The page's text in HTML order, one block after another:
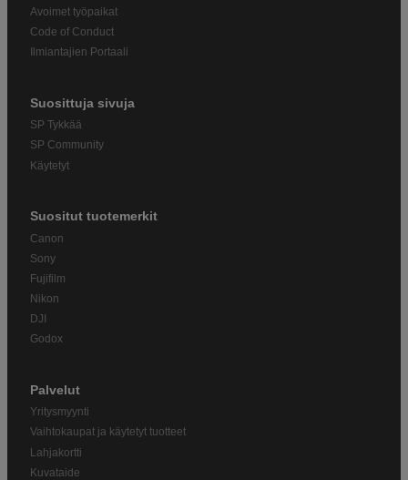
Avoimet työpaikat
Code of Conduct
Ilmiantajien Portaali
Suosittuja sivuja
SP Tykkää
SP Community
Käytetyt
Suositut tuotemerkit
Canon
Sony
Fujifilm
Nikon
DJI
Godox
Palvelut
Yritysmyynti
Vaihtokaupat ja käytetyt tuotteet
Lahjakortti
Kuvataide